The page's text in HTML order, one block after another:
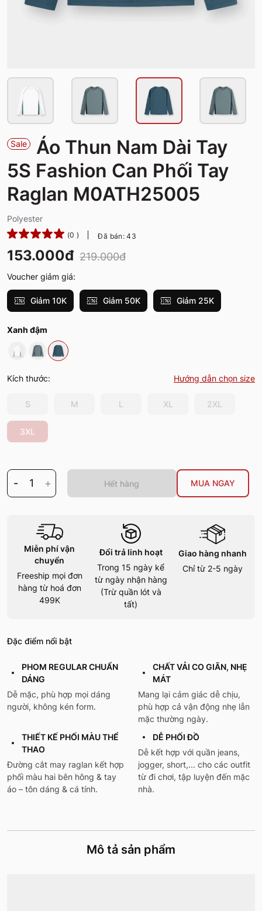
Sale
Áo Thun Nam Dài Tay
5S Fashion Can Phối Tay
Raglan M0ATH25005
Polyester
(0 ) Đã bán: 43
153.000đ 219.000đ
Voucher giảm giá:
Giảm 10K Giảm 50K Giảm 25K
Xanh đậm
Kích thước: Hướng dẫn chọn size
S M L XL 2XL
3XL
- 1 + Hết hàng MUA NGAY
Miễn phí vận
chuyển
Freeship mọi đơn
hàng từ hoá đơn
499K
Đổi trả linh hoạt
Trong 15 ngày kể
từ ngày nhận hàng
(Trừ quần lót và
tất)
Giao hàng nhanh
Chỉ từ 2-5 ngày
Đặc điểm nổi bật
PHOM REGULAR CHUẨN
DÁNG
Dễ mặc, phù hợp mọi dáng
người, không kén form.
CHẤT VẢI CO GIÃN, NHẸ
MÁT
Mang lại cảm giác dễ chịu,
phù hợp cả vận động nhẹ lẫn
mặc thường ngày.
THIẾT KẾ PHỐI MÀU THỂ
THAO
Đường cắt may raglan kết hợp
phối màu hai bên hông & tay
áo – tôn dáng & cá tính.
DỄ PHỐI ĐỒ
Dễ kết hợp với quần jeans,
jogger, short,... cho các outfit
từ đi chơi, tập luyện đến mặc
nhà.
Mô tả sản phẩm